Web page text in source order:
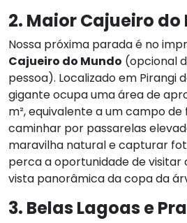
2. Maior Cajueiro do
Nossa próxima parada é no
Cajueiro do Mundo (opcional
pessoa). Localizado em Pirangi
gigante ocupa uma área de
m², equivalente a um campo
caminhar por passarelas
maravilha natural e capturar
perca a oportunidade de
vista panorâmica da copa da
3. Belas Lagoas e